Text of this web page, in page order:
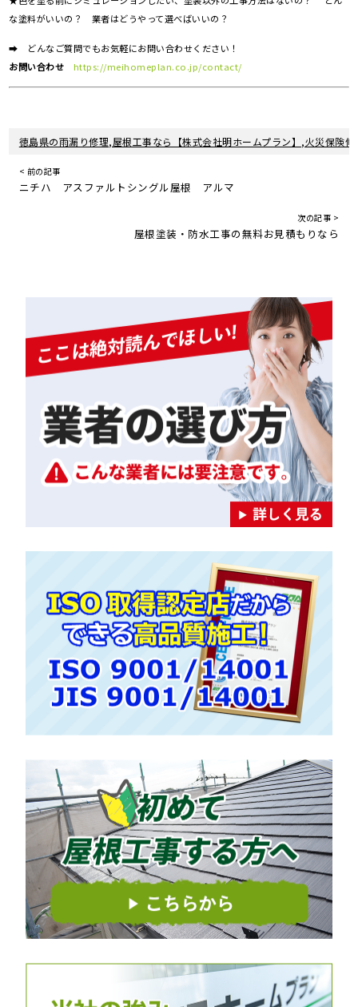
な塗料がいいの？ 業者はどうやって選べばいいの？
➡ どんなご質問でもお気軽にお問い合わせください！
お問い合わせ
https://meihomeplan.co.jp/contact/
徳島県の雨漏り修理,屋根工事なら【株式会社明ホームプラン】,火災保険修
< 前の記事
ニチハ アスファルトシングル屋根 アルマ
次の記事 >
屋根塗装・防水工事の無料お見積もりなら